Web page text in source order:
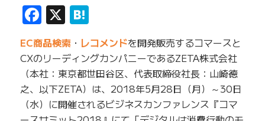
Facebook
X Hatena
EC商品検索・ レコメンドを開発販売するコマースと
CXのリーディングカンパニーであるZETA株式会社
（本社：東京都世田谷区、代表取締役社長：山崎徳
之、以下ZETA）は、2018年5月28日（月）～30日
（水）に開催されるビジネスカンファレンス『コマ